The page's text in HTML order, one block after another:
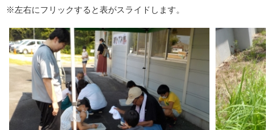
※左右にフリックすると表がスライドします。